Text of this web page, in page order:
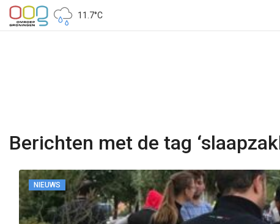
11.7°C
Berichten met de tag
NIEUWS